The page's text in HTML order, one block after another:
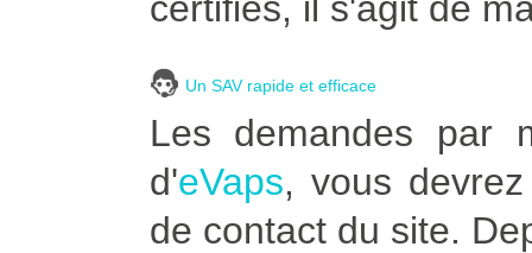
Un SAV rapide et efficace
Les demandes par
d'eVaps, vous
de contact du site.